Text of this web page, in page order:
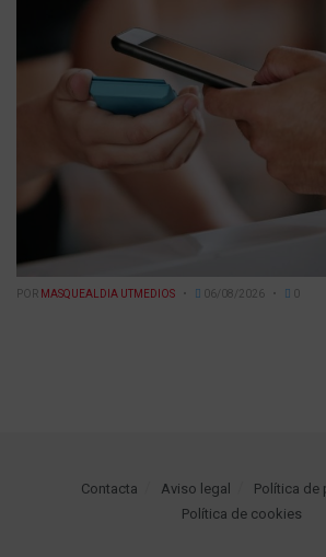
POR MASQUEALDIA UTMEDIOS 06/08/2026 0
Contacta Aviso legal
Política de
Política de cookies